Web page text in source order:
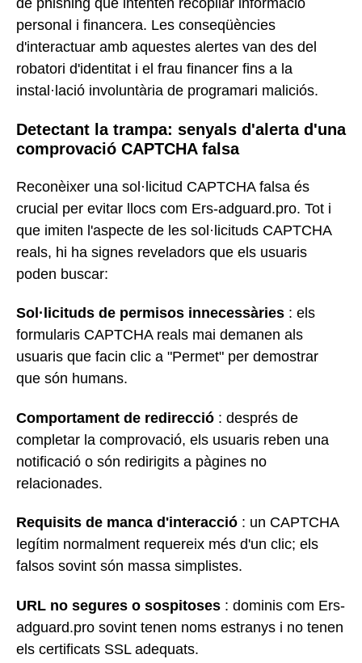
de phishing que intenten recopilar informació
personal i financera. Les conseqüències
d'interactuar amb aquestes alertes van des del
robatori d'identitat i el frau financer fins a la
instal·lació involuntària de programari maliciós.
Detectant la trampa: senyals d'alerta d'una
comprovació CAPTCHA falsa
Reconèixer una sol·licitud CAPTCHA falsa és
crucial per evitar llocs com Ers-adguard.pro. Tot i
que imiten l'aspecte de les sol·licituds CAPTCHA
reals, hi ha signes reveladors que els usuaris
poden buscar:
Sol·licituds de permisos innecessàries : els
formularis CAPTCHA reals mai demanen als
usuaris que facin clic a "Permet" per demostrar
que són humans.
Comportament de redirecció : després de
completar la comprovació, els usuaris reben una
notificació o són redirigits a pàgines no
relacionades.
Requisits de manca d'interacció : un CAPTCHA
legítim normalment requereix més d'un clic; els
falsos sovint són massa simplistes.
URL no segures o sospitoses : dominis com Ers-
adguard.pro sovint tenen noms estranys i no tenen
els certificats SSL adequats.